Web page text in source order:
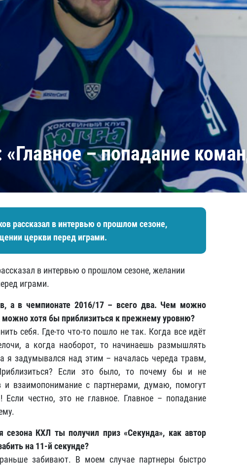
Амур
Барыс
Салават Юлаев
Сибирь
«Главное – попадание
рассказал в интервью о прошлом сезоне,
церкви перед играми.
в интервью о прошлом сезоне, желании
играми.
а в чемпионате 2016/17 – всего два. Чем можно
можно хотя бы приблизиться к прежнему уровню?
себя. Где-то что-то пошло не так. Когда все идёт
а когда наоборот, то начинаешь размышлять
я задумывался над этим – началась череда травм,
Если это было, то почему бы и не
и взаимопонимание с партнерами, думаю, помогут
Если честно, это не главное. Главное – попадание
КХЛ ты получил приз «Секунда», как автор
на 11-й секунде?
забивают. В моем случае партнеры быстро